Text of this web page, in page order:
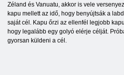
Zéland és Vanuatu, akkor is vele
kapu mellett az idő, hogy benyújtsák a
saját cél. Kapu őrzi az ellenfél legjobb
hogy legalább egy golyó elérje célját.
gyorsan küldeni a cél.